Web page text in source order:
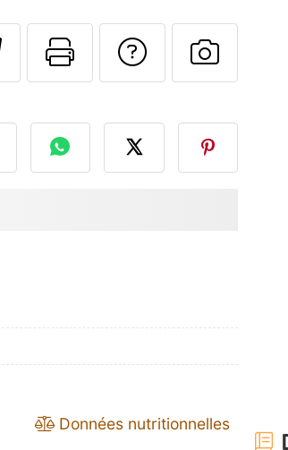
Envoyer cette
Imprimer cette
Poser
Données nutritionnelles